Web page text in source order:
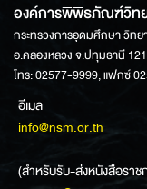
องค์การพิพิธภัณฑ์วิท
กระทรวงการอุดมศึกษา วิท
อ.คลองหลวง จ.ปทุมธานี
โทร: 02577-9999, แฟกซ์
อีเมล
info@nsm.or.th
(สำหรับรับ-ส่งหนังสือราช